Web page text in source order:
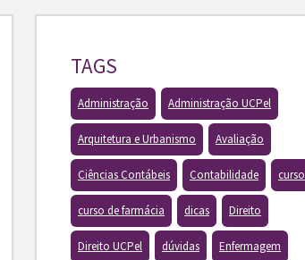
TAGS
Administração Administração UCPel
Arquitetura e Urbanismo Avaliação
Ciências Contábeis Contabilidade curso
curso de farmácia dicas Direito
Direito UCPel dúvidas Enfermagem